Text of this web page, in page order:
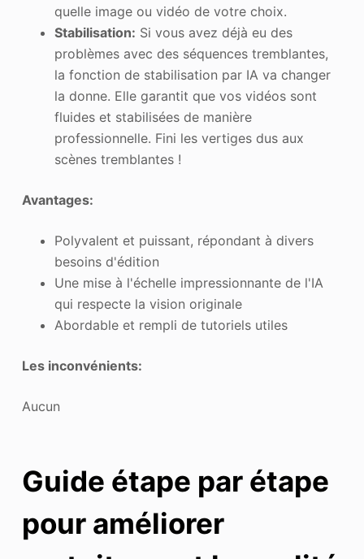
quelle image ou vidéo de votre choix.
Stabilisation: Si vous avez déjà eu des
problèmes avec des séquences tremblantes,
la fonction de stabilisation par IA va changer
la donne. Elle garantit que vos vidéos sont
fluides et stabilisées de manière
professionnelle. Fini les vertiges dus aux
scènes tremblantes !
Avantages:
Polyvalent et puissant, répondant à divers
besoins d'édition
Une mise à l'échelle impressionnante de l'IA
qui respecte la vision originale
Abordable et rempli de tutoriels utiles
Les inconvénients:
Aucun
Guide étape par étape
pour améliorer